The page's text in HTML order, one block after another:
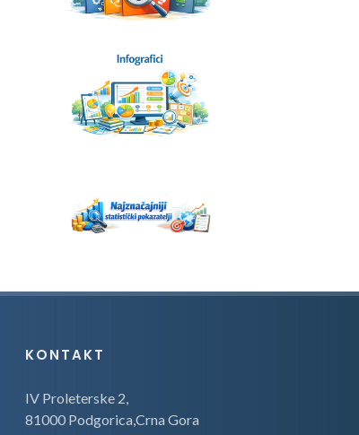
KONTAKT
IV Proleterske 2,
81000 Podgorica,Crna Gora